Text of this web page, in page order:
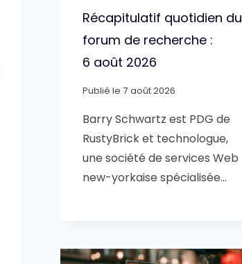
Récapitulatif quotidien du
forum de recherche :
6 août 2026
Publié le 7 août 2026
Barry Schwartz est PDG de
RustyBrick et technologue,
une société de services Web
new-yorkaise spécialisée…